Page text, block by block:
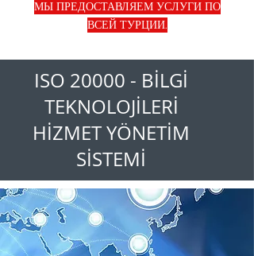
МЫ ПРЕДОСТАВЛЯЕМ УСЛУГИ ПО
ВСЕЙ ТУРЦИИ.
ISO 20000 - BİLGİ
TEKNOLOJİLERİ
HİZMET YÖNETİM
SİSTEMİ